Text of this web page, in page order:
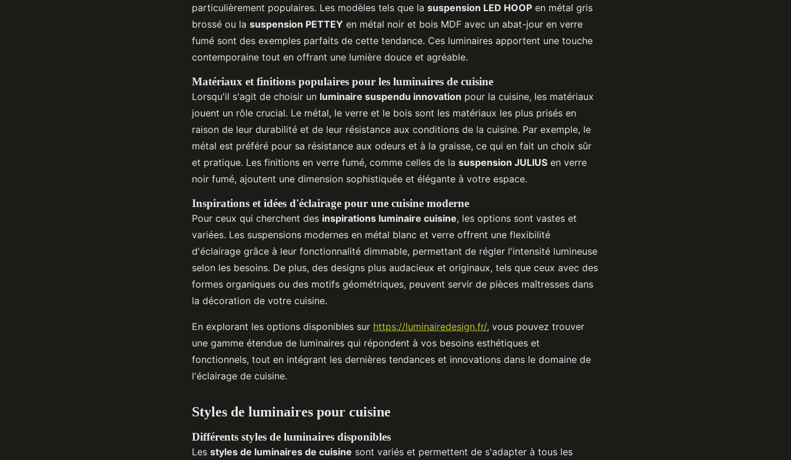
particulièrement populaires. Les modèles tels que la suspension LED HOOP en métal gris
brossé ou la suspension PETTEY en métal noir et bois MDF avec un abat-jour en verre
fumé sont des exemples parfaits de cette tendance. Ces luminaires apportent une touche
contemporaine tout en offrant une lumière douce et agréable.
Matériaux et finitions populaires pour les luminaires de cuisine
Lorsqu'il s'agit de choisir un luminaire suspendu innovation pour la cuisine, les matériaux
jouent un rôle crucial. Le métal, le verre et le bois sont les matériaux les plus prisés en
raison de leur durabilité et de leur résistance aux conditions de la cuisine. Par exemple, le
métal est préféré pour sa résistance aux odeurs et à la graisse, ce qui en fait un choix sûr
et pratique. Les finitions en verre fumé, comme celles de la suspension JULIUS en verre
noir fumé, ajoutent une dimension sophistiquée et élégante à votre espace.
Inspirations et idées d'éclairage pour une cuisine moderne
Pour ceux qui cherchent des inspirations luminaire cuisine, les options sont vastes et
variées. Les suspensions modernes en métal blanc et verre offrent une flexibilité
d'éclairage grâce à leur fonctionnalité dimmable, permettant de régler l'intensité lumineuse
selon les besoins. De plus, des designs plus audacieux et originaux, tels que ceux avec des
formes organiques ou des motifs géométriques, peuvent servir de pièces maîtresses dans
la décoration de votre cuisine.
En explorant les options disponibles sur https://luminairedesign.fr/, vous pouvez trouver
une gamme étendue de luminaires qui répondent à vos besoins esthétiques et
fonctionnels, tout en intégrant les dernières tendances et innovations dans le domaine de
l'éclairage de cuisine.
Styles de luminaires pour cuisine
Différents styles de luminaires disponibles
Les styles de luminaires de cuisine sont variés et permettent de s'adapter à tous les